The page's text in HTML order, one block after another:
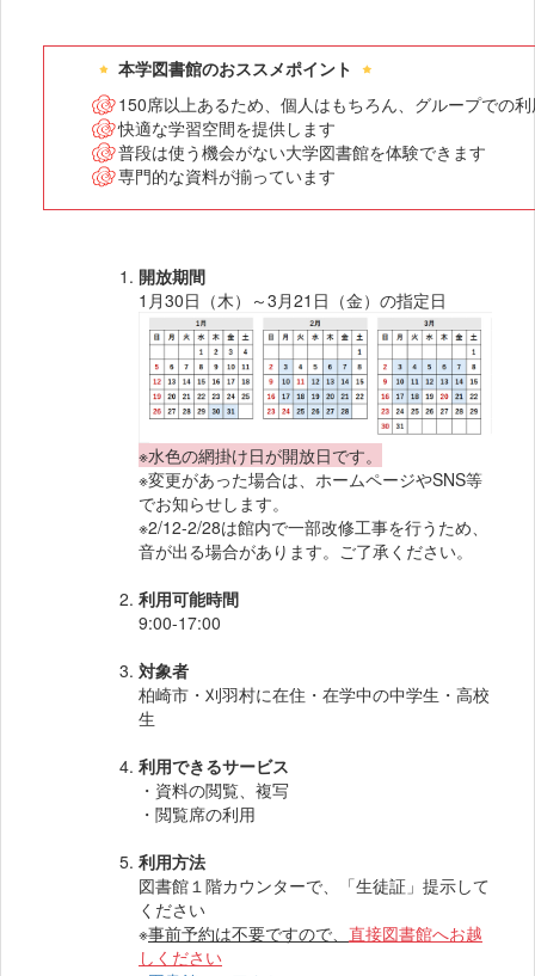
本学図書館のおススメポイント
150席以上あるため、個人はもちろん、グループでの
快適な学習空間を提供します
普段は使う機会がない大学図書館を体験できます
専門的な資料が揃っています
開放期間
1月30日（木）～3月21日（金）の指定日
※水色の網掛け日が開放日です。
※変更があった場合は、ホームページやSNS等
でお知らせします。
※2/12-2/28は館内で一部改修工事を行うため、
音が出る場合があります。ご了承ください。
利用可能時間
9:00-17:00
対象者
柏崎市・刈羽村に在住・在学中の中学生・高校
生
利用できるサービス
・資料の閲覧、複写
・閲覧席の利用
利用方法
図書館１階カウンターで、「生徒証」提示して
ください
※事前予約は不要ですので、 直接図書館へお越
しください